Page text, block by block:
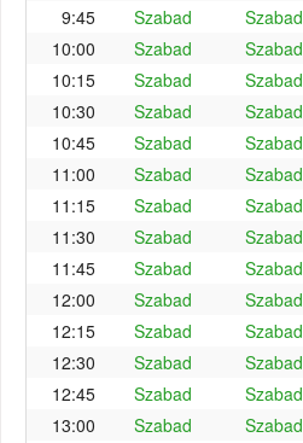
9:45
Szabad Szabad
10:00
Szabad Szabad
10:15
Szabad Szabad
10:30
Szabad Szabad
10:45
Szabad Szabad
11:00
Szabad Szabad
11:15
Szabad Szabad
11:30
Szabad Szabad
11:45
Szabad Szabad
12:00
Szabad Szabad
12:15
Szabad Szabad
12:30
Szabad Szabad
12:45
Szabad Szabad
13:00
Szabad Szabad